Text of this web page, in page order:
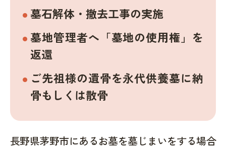
墓石解体・撤去工事の実施
墓地管理者へ「墓地の使用権」を
返還
ご先祖様の遺骨を永代供養墓に納
骨もしくは散骨
長野県茅野市にあるお墓を墓じまいをする場合